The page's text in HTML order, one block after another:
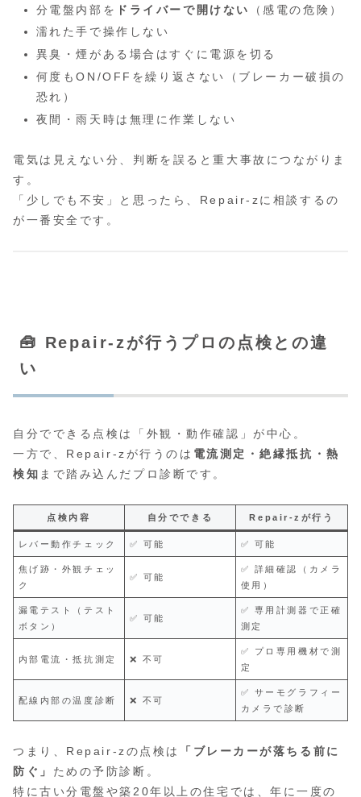
分電盤内部を ドライバーで開けない
（感電の危険）
濡れた手で操作しない
異臭・煙がある場合はすぐに電源を切る
何度もON/OFFを繰り返さない（ブレーカー破損の
恐れ）
夜間・雨天時は無理に作業しない
電気は見えない分、判断を誤ると重大事故につながりま
す。
「少しでも不安」と思ったら、Repair-zに相談するの
が一番安全です。
🧰 Repair-zが行うプロの点検との違
い
自分でできる点検は「外観・動作確認」が中心。
一方で、Repair-zが行うのは 電流測定・絶縁抵抗・熱
検知 まで踏み込んだプロ診断です。
点検内容 自分でできる Repair-zが行う
レバー動作チェック ✅ 可能 ✅ 可能
焦げ跡・外観チェッ
ク
✅ 可能
✅ 詳細確認（カメラ
使用）
漏電テスト（テスト
ボタン）
✅ 可能
✅ 専用計測器で正確
測定
内部電流・抵抗測定 ❌ 不可
✅ プロ専用機材で測
定
配線内部の温度診断 ❌ 不可
✅ サーモグラフィー
カメラで診断
つまり、Repair-zの点検は
「ブレーカーが落ちる前に
防ぐ」 ための予防診断。
特に古い分電盤や築20年以上の住宅では、年に一度の